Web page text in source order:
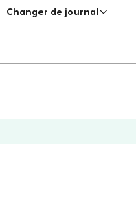
Changer de journal